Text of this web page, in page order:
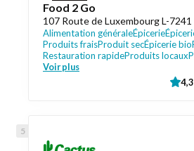
Food 2 Go
107 Route de Luxembourg L-
Alimentation généraleÉpicerie
Produits fraisProduit secÉpicerie bio
Restauration rapideProduits locaux
Voir plus